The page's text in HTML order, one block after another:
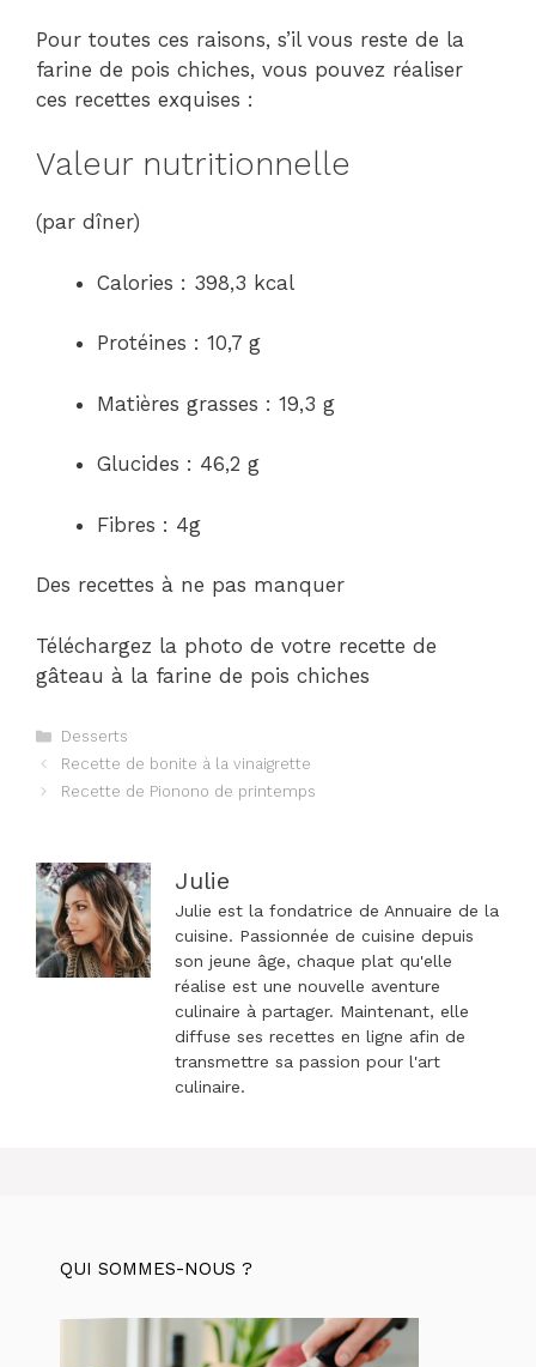
Pour toutes ces raisons, s’il vous reste de la
farine de pois chiches, vous pouvez réaliser
ces recettes exquises :
Valeur nutritionnelle
(par dîner)
Calories : 398,3 kcal
Protéines : 10,7 g
Matières grasses : 19,3 g
Glucides : 46,2 g
Fibres : 4g
Des recettes à ne pas manquer
Téléchargez la photo de votre recette de
gâteau à la farine de pois chiches
Catégories
Desserts
Navigation
Recette de bonite à la vinaigrette
Recette de Pionono de printemps
Julie
Julie est la fondatrice de Annuaire de la
cuisine. Passionnée de cuisine depuis
son jeune âge, chaque plat qu'elle
réalise est une nouvelle aventure
culinaire à partager. Maintenant, elle
diffuse ses recettes en ligne afin de
transmettre sa passion pour l'art
culinaire.
QUI SOMMES-NOUS ?